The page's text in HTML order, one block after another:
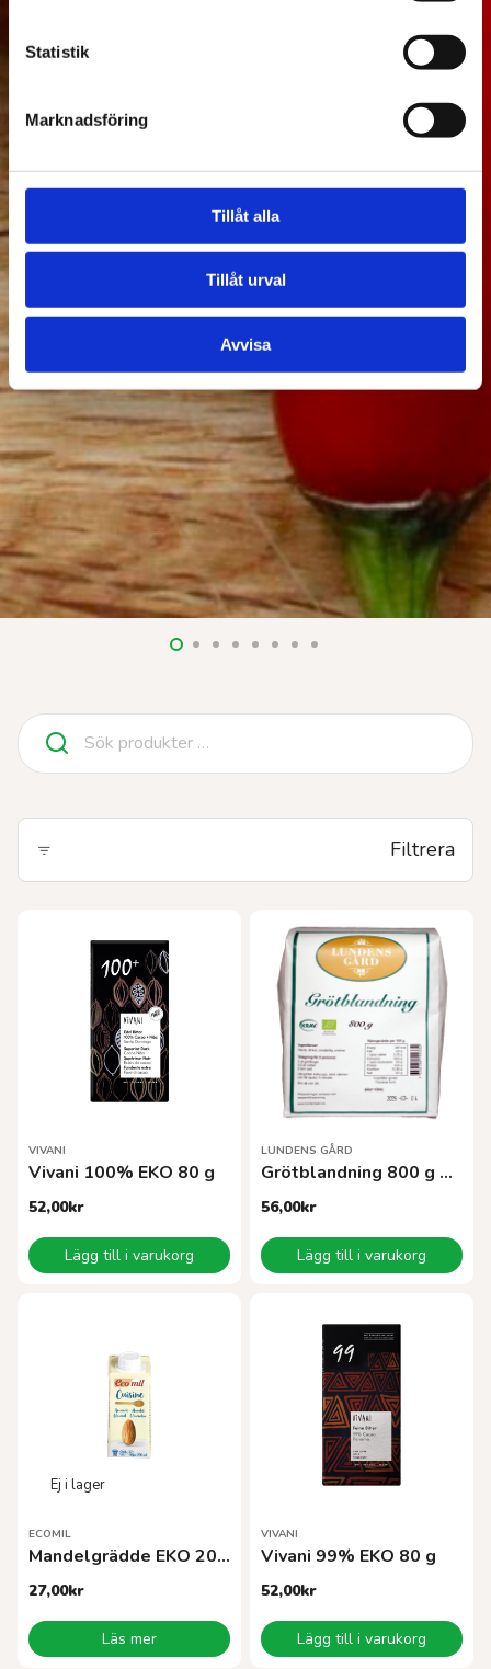
Statistik
Marknadsföring
Tillåt alla
Tillåt urval
Avvisa
Filtrera
VIVANI
Vivani 100% EKO 80 g
52,00kr
Lägg till i varukorg
LUNDENS GÅRD
Grötblandning 800 g KRAV
56,00kr
Lägg till i varukorg
ECOMIL
Mandelgrädde EKO 200 ml
27,00kr
Läs mer
VIVANI
Vivani 99% EKO 80 g
52,00kr
Lägg till i varukorg